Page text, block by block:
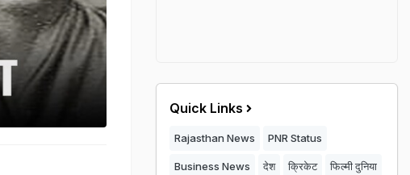
Quick Links
Rajasthan News PNR Status
Business News देश क्रिकेट फिल्मी दुनिया